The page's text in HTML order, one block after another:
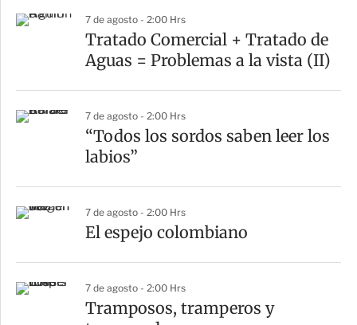
7 de agosto - 2:00 Hrs
Tratado Comercial + Tratado de
Aguas = Problemas a la vista (II)
7 de agosto - 2:00 Hrs
“Todos los sordos saben leer los
labios”
7 de agosto - 2:00 Hrs
El espejo colombiano
7 de agosto - 2:00 Hrs
Tramposos, tramperos y